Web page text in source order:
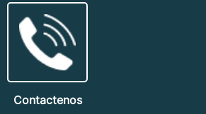
Contactenos